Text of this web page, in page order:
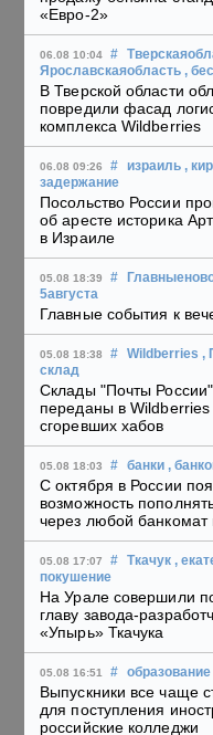
«Евро-2»
06.08 10:04 #
Ярославскаяобласть ,
В Тверской области
повредили фасад
комплекса Wildberries
06.08 09:26 # израиль ,
задержание
Посольство России
об аресте историка
в Израиле
05.08 18:39 #
5августа
Главные события к
05.08 18:38 # Wildberries ,
склад
Склады "Почты
переданы в Wildberries
сгоревших хабов
05.08 18:03 # банки ,
С октября в России
возможность
через любой
05.08 17:07 # Ткачук ,
покушение
На Урале совершили
главу завода-
«Упырь» Ткачука
05.08 16:51 # образование
Выпускники все чаще
для поступления
российские колледжи